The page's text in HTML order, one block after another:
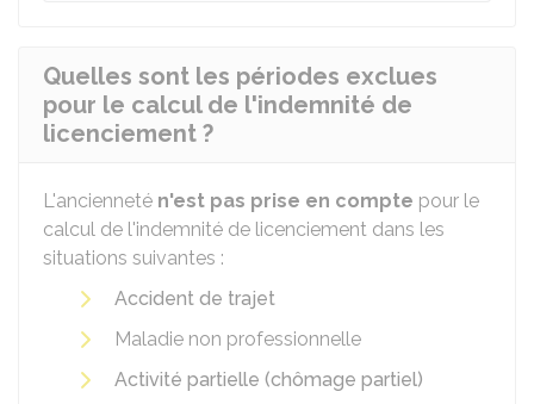
Quelles sont les périodes exclues
pour le calcul de l'indemnité de
licenciement ?
L'ancienneté n'est pas prise en compte pour le
calcul de l'indemnité de licenciement dans les
situations suivantes :
Accident de trajet
Maladie non professionnelle
Activité partielle (chômage partiel)